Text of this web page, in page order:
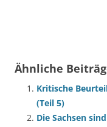
Ähnliche
Kritische
(Teil 5)
Die Sachsen